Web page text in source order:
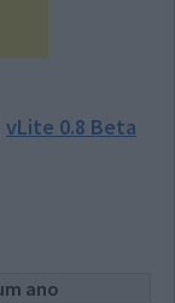
vLite 0.8 Beta
ano